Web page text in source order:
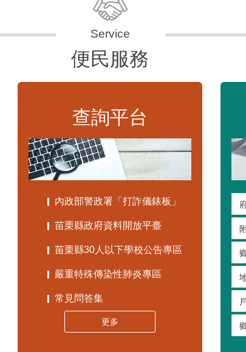
便民服務
查詢平台
內政部警政署「打詐儀錶板」
苗栗縣政府資料開放平臺
苗栗縣30人以下學校公告專區
嚴重特殊傳染性肺炎專區
常見問答集
更多